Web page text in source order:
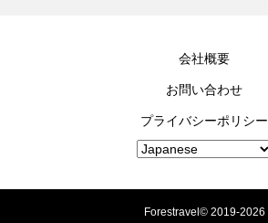
会社概要
お問い合わせ
プライバシーポリシー
Forestravel© 2019-2026